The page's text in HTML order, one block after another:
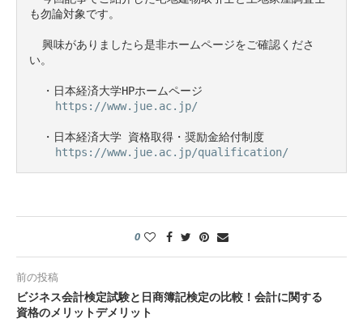
も勿論対象です。
い。
https://www.jue.ac.jp/
https://www.jue.ac.jp/qualification/
0
前の投稿
ビジネス会計検定試験と日商簿記検定の比較！会計に関する
資格のメリットデメリット